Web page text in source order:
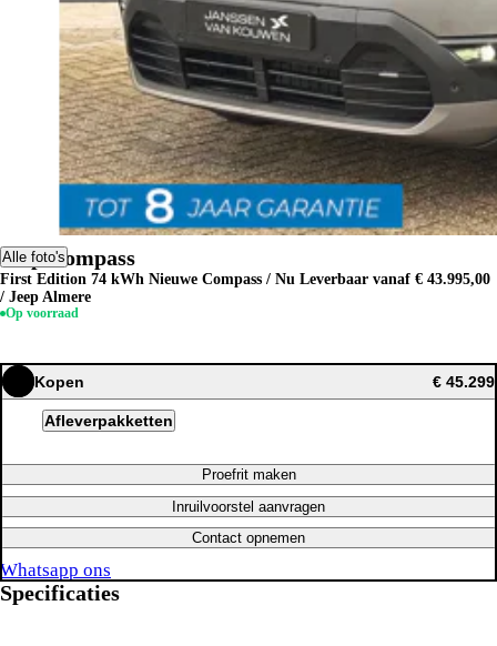
Alle foto's
Jeep Compass
First Edition 74 kWh Nieuwe Compass / Nu Leverbaar vanaf € 43.995,00
/ Jeep Almere
Op voorraad
Kopen € 45.299
Afleverpakketten
Proefrit maken
Inruilvoorstel aanvragen
Contact opnemen
Whatsapp ons
Specificaties